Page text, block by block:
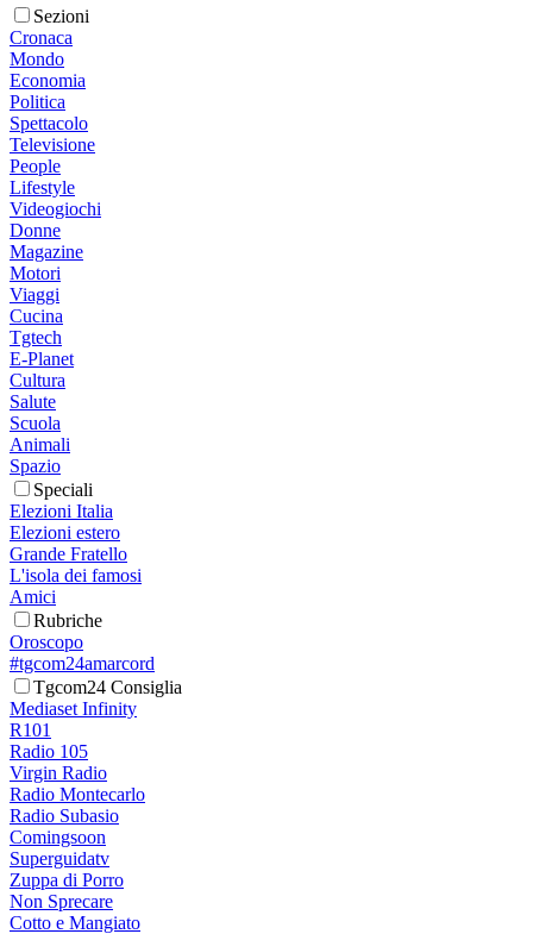
Sezioni
Cronaca
Mondo
Economia
Politica
Spettacolo
Televisione
People
Lifestyle
Videogiochi
Donne
Magazine
Motori
Viaggi
Cucina
Tgtech
E-Planet
Cultura
Salute
Scuola
Animali
Spazio
Speciali
Elezioni Italia
Elezioni estero
Grande Fratello
L'isola dei famosi
Amici
Rubriche
Oroscopo
#tgcom24amarcord
Tgcom24 Consiglia
Mediaset Infinity
R101
Radio 105
Virgin Radio
Radio Montecarlo
Radio Subasio
Comingsoon
Superguidatv
Zuppa di Porro
Non Sprecare
Cotto e Mangiato